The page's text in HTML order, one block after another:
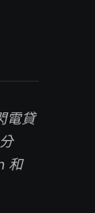
電貸
和